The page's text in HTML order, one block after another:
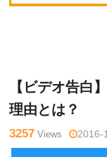
【ビデオ告白
理由とは？
3257 Views 2016-